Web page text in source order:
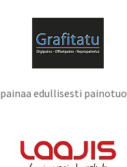
edullisesti